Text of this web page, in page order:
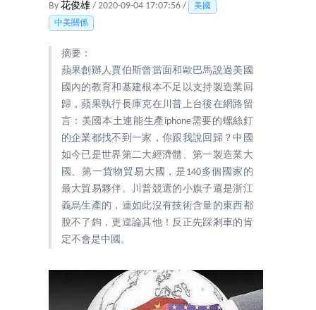
By 花俊雄 / 2020-09-04 17:07:56 /
美國
中美關係
摘要：
蘋果創辦人賈伯斯曾當面和歐巴馬說過美國
國內的教育和基建根本不足以支持製造業回
歸，蘋果執行長庫克在川普上台後在網路留
言：美國本土連能生產iphone需要的螺絲釘
的企業都找不到一家，你跟我說回歸？中國
如今已是世界第二大經濟體、第一製造業大
國、第一貨物貿易大國，是140多個國家的
最大貿易夥伴。川普競選的小旗子還是浙江
義烏生產的，連如此沒有技術含量的東西都
脫不了鉤，更遑論其他！反正先踩剎車的肯
定不會是中國。